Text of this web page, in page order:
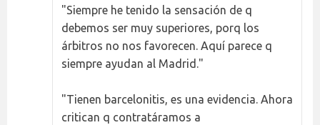
"Siempre he tenido la sensación de q
debemos ser muy superiores, porq los
árbitros no nos favorecen. Aquí parece q
siempre ayudan al Madrid."
"Tienen barcelonitis, es una evidencia. Ahora
critican q contratáramos a